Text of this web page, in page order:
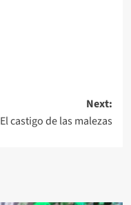
Next:
El castigo de las malezas